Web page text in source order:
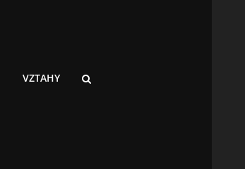
VZTAHY